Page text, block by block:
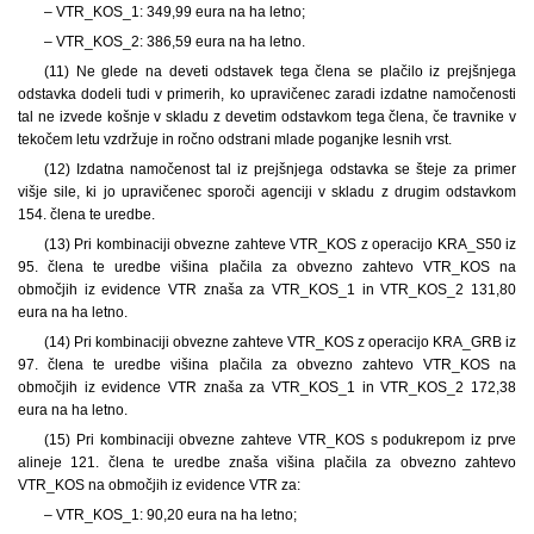
– VTR_KOS_1: 349,99 eura na ha letno;
– VTR_KOS_2: 386,59 eura na ha letno.
(11) Ne glede na deveti odstavek tega člena se plačilo iz prejšnjega
odstavka dodeli tudi v primerih, ko upravičenec zaradi izdatne namočenosti
tal ne izvede košnje v skladu z devetim odstavkom tega člena, če travnike v
tekočem letu vzdržuje in ročno odstrani mlade poganjke lesnih vrst.
(12) Izdatna namočenost tal iz prejšnjega odstavka se šteje za primer
višje sile, ki jo upravičenec sporoči agenciji v skladu z drugim odstavkom
154. člena te uredbe.
(13) Pri kombinaciji obvezne zahteve VTR_KOS z operacijo KRA_S50 iz
95. člena te uredbe višina plačila za obvezno zahtevo VTR_KOS na
območjih iz evidence VTR znaša za VTR_KOS_1 in VTR_KOS_2 131,80
eura na ha letno.
(14) Pri kombinaciji obvezne zahteve VTR_KOS z operacijo KRA_GRB iz
97. člena te uredbe višina plačila za obvezno zahtevo VTR_KOS na
območjih iz evidence VTR znaša za VTR_KOS_1 in VTR_KOS_2 172,38
eura na ha letno.
(15) Pri kombinaciji obvezne zahteve VTR_KOS s podukrepom iz prve
alineje 121. člena te uredbe znaša višina plačila za obvezno zahtevo
VTR_KOS na območjih iz evidence VTR za:
– VTR_KOS_1: 90,20 eura na ha letno;